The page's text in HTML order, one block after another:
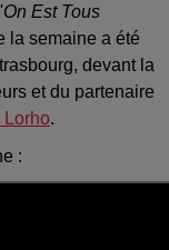
On Est Tous
la semaine a été
devant la
et du partenaire
Lorho.
: